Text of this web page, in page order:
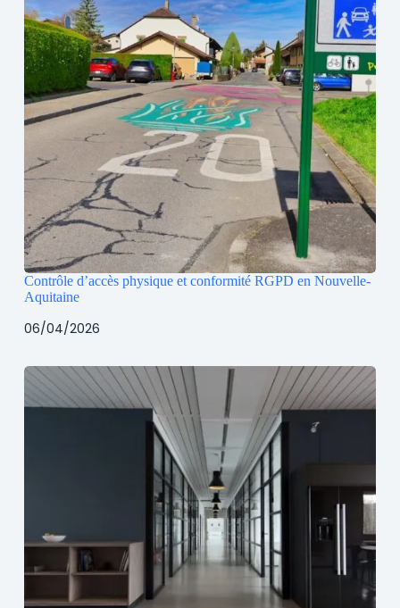
Contrôle d’accès physique et conformité RGPD en Nouvelle-
Aquitaine
06/04/2026